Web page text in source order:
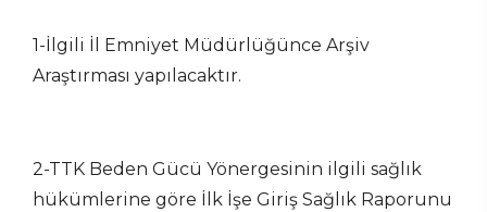
1-İlgili İl Emniyet Müdürlüğünce Arşiv
Araştırması yapılacaktır.
2-TTK Beden Gücü Yönergesinin ilgili sağlık
hükümlerine göre İlk İşe Giriş Sağlık Raporunu